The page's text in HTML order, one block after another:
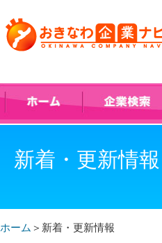
新着・更新情報
ホーム ＞ 新着・更新情報